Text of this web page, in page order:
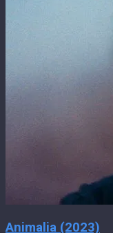
Animalia (2023)